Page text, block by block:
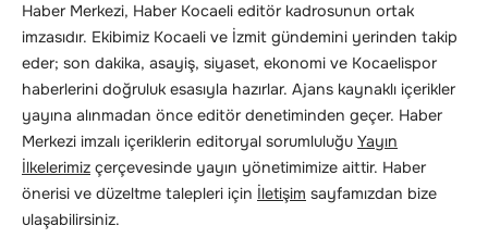
Haber Merkezi, Haber Kocaeli editör kadrosunun ortak
imzasıdır. Ekibimiz Kocaeli ve İzmit gündemini yerinden takip
eder; son dakika, asayiş, siyaset, ekonomi ve Kocaelispor
haberlerini doğruluk esasıyla hazırlar. Ajans kaynaklı içerikler
yayına alınmadan önce editör denetiminden geçer. Haber
Merkezi imzalı içeriklerin editoryal sorumluluğu Yayın
İlkelerimiz çerçevesinde yayın yönetimimize aittir. Haber
önerisi ve düzeltme talepleri için İletişim sayfamızdan bize
ulaşabilirsiniz.